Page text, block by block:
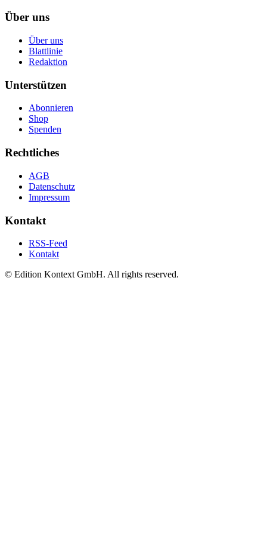
Über uns
Über uns
Blattlinie
Redaktion
Unterstützen
Abonnieren
Shop
Spenden
Rechtliches
AGB
Datenschutz
Impressum
Kontakt
RSS-Feed
Kontakt
© Edition Kontext GmbH. All rights reserved.